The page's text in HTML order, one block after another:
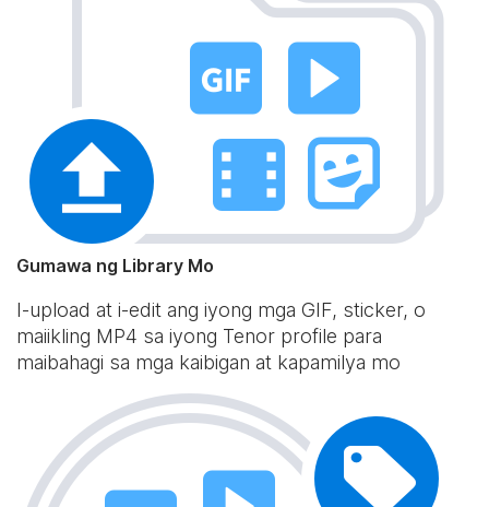
Gumawa ng Library Mo
I-upload at i-edit ang iyong mga GIF, sticker, o
maiikling MP4 sa iyong Tenor profile para
maibahagi sa mga kaibigan at kapamilya mo